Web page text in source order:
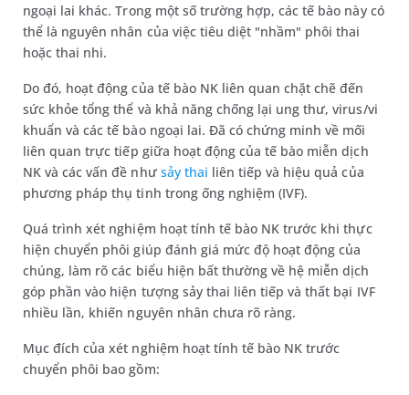
ngoại lai khác. Trong một số trường hợp, các tế bào này có
thể là nguyên nhân của việc tiêu diệt "nhầm" phôi thai
hoặc thai nhi.
Do đó, hoạt động của tế bào NK liên quan chặt chẽ đến
sức khỏe tổng thể và khả năng chống lại ung thư, virus/vi
khuẩn và các tế bào ngoại lai. Đã có chứng minh về mối
liên quan trực tiếp giữa hoạt động của tế bào miễn dịch
NK và các vấn đề như sảy thai liên tiếp và hiệu quả của
phương pháp thụ tinh trong ống nghiệm (IVF).
Quá trình xét nghiệm hoạt tính tế bào NK trước khi thực
hiện chuyển phôi giúp đánh giá mức độ hoạt động của
chúng, làm rõ các biểu hiện bất thường về hệ miễn dịch
góp phần vào hiện tượng sảy thai liên tiếp và thất bại IVF
nhiều lần, khiến nguyên nhân chưa rõ ràng.
Mục đích của xét nghiệm hoạt tính tế bào NK trước
chuyển phôi bao gồm: